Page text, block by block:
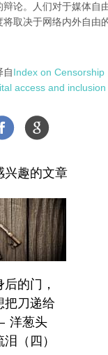
辩论。人们对于媒体自
取决于网络内外自由
自Index on Censorship
access and inclusion
兴趣的文章
的门，
把刀递给
洋葱头
（四）